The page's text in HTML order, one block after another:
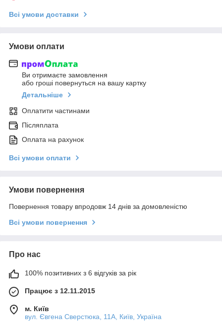
Всі умови доставки
Умови оплати
Ви отримаєте замовлення
або гроші повернуться на вашу картку
Детальніше
Оплатити частинами
Післяплата
Оплата на рахунок
Всі умови оплати
Умови повернення
Повернення товару впродовж 14 днів за домовленістю
Всі умови повернення
Про нас
100% позитивних з 6 відгуків за рік
Працює з 12.11.2015
м. Київ
вул. Євгена Сверстюка, 11А, Київ, Україна